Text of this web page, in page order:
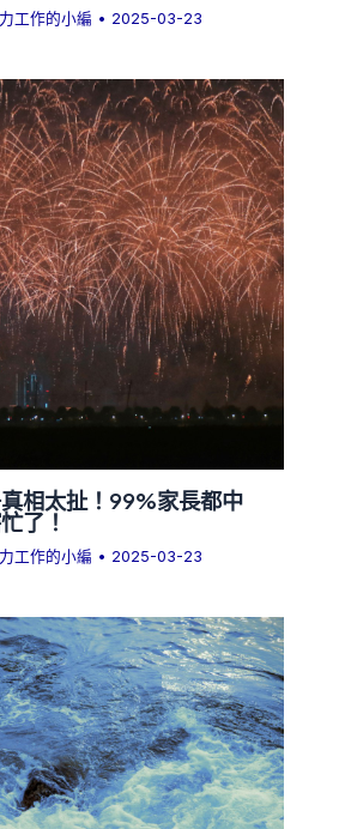
工作的小編 • 2025-03-23
相太扯！99%家長都中
了！
工作的小編 • 2025-03-23